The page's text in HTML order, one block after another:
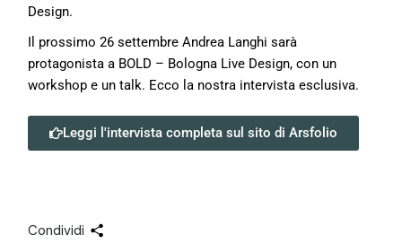
Design.
Il prossimo 26 settembre Andrea Langhi sarà
protagonista a BOLD – Bologna Live Design, con un
workshop e un talk. Ecco la nostra intervista esclusiva.
Leggi l'intervista completa sul sito di Arsfolio
Condividi